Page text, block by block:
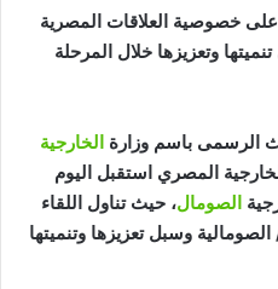
على خصوصية العلاقات المصرية
وتعزيزها خلال المرحلة
الرسمى باسم وزارة الخارجية
المصري استقبل اليوم
الصومال، حيث تناول اللقاء
وسبل تعزيزها وتنميتها